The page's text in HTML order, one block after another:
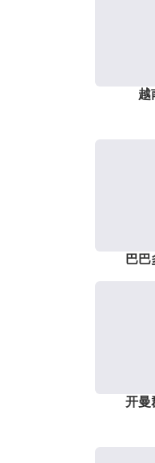
越
巴巴
开曼